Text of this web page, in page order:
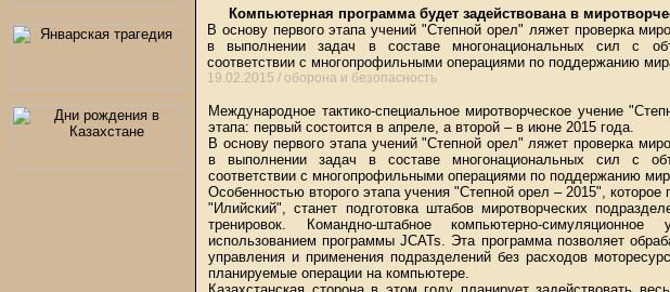
Компьютерная программа будет задействована в
В основу первого этапа учений "Степной орел" ляжет проверка
в выполнении задач в составе многонациональных сил с
соответствии с многопрофильными операциями по поддержанию
19.02.2015 / оборона и безопасность
Международное тактико-специальное миротворческое учение
этапа: первый состоится в апреле, а второй – в июне 2015 года.
В основу первого этапа учений "Степной орел" ляжет проверка
в выполнении задач в составе многонациональных сил с
соответствии с многопрофильными операциями по поддержанию
Особенностью второго этапа учения "Степной орел – 2015", которое
"Илийский", станет подготовка штабов миротворческих
тренировок. Командно-штабное компьютерно-
использованием программы JCATs. Эта программа позволяет
управления и применения подразделений без расходов
планируемые операции на компьютере.